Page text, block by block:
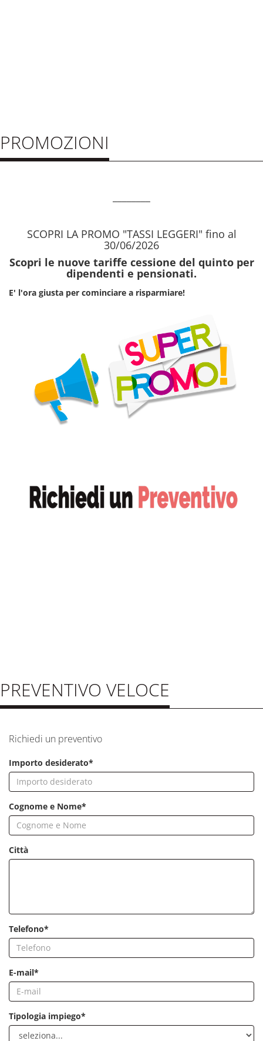
PROMOZIONI
SCOPRI LA PROMO "TASSI LEGGERI" fino al
30/06/2026
Scopri le nuove tariffe cessione del quinto per
dipendenti e pensionati.
E' l'ora giusta per cominciare a risparmiare!
PREVENTIVO VELOCE
Richiedi un preventivo
Importo desiderato*
Cognome e Nome*
Città
Telefono*
E-mail*
Tipologia impiego*